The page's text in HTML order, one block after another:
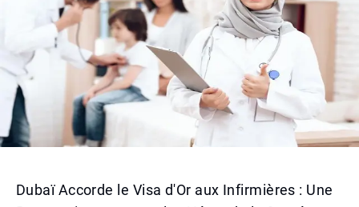
Dubaï Accorde le Visa d'Or aux Infirmières : Une